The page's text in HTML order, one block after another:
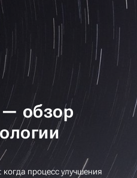
— обзор
процесс улучшения